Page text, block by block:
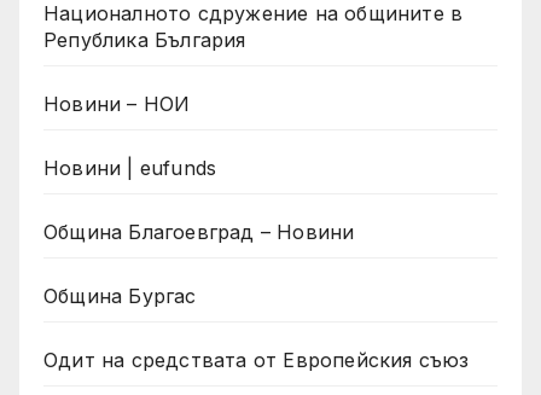
Националното сдружение на общините в
Република България
Новини – НОИ
Новини | eufunds
Община Благоевград – Новини
Община Бургас
Одит на средствата от Европейския съюз